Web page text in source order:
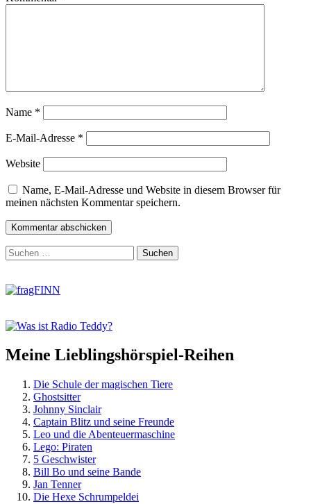
Name *
E-Mail-Adresse *
Website
Name, E-Mail-Adresse und Website in diesem Browser für
meinen nächsten Kommentar speichern.
Zum
Footer
Suchen
nach:
Meine Lieblingshörspiel-Reihen
Die Schule der magischen Tiere
Ghostsitter
Johnny Sinclair
Captain Blitz und seine Freunde
Leo und die Abenteuermaschine
Lego: Piraten
5 Geschwister
Bill Bo und seine Bande
Jan Tenner
Die Hexe Schrumpeldei